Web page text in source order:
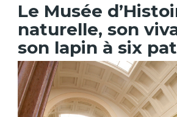
Le Musée
naturelle, son
son lapin à six